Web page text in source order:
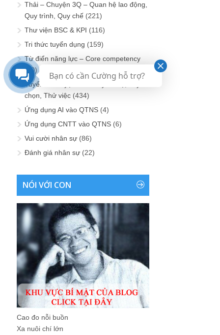
Thải – Chuyện 3Q – Quan hệ lao động,
Quy trình, Quy chế (221)
Thư viện BSC & KPI (116)
Tri thức tuyển dụng (159)
Từ điển năng lực – Core competency
(50)
Tuyển – Chuyện 3T – Tuyển mộ, Tuyển
chọn, Thử việc (434)
Ứng dụng AI vào QTNS (4)
Ứng dụng CNTT vào QTNS (6)
Vui cười nhân sự (86)
Đánh giá nhân sự (22)
NÓI VỚI CON
Cao đo nỗi buồn
Xa nuôi chí lớn
Bạn có cần Cường hỗ trợ?